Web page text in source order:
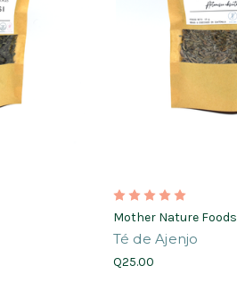
Mother Nature Foods
Té de Ajenjo
Q25.00